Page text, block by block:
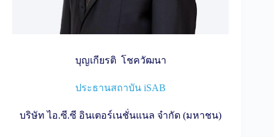
บุญเกียรติ โชควัฒนา
ประธานสถาบัน iSAB
บริษัท ไอ.ซี.ซี อินเตอร์เนชั่นแนล จำกัด (มหาชน)